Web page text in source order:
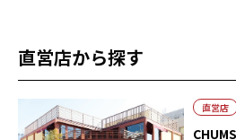
直営店から探す
直営店